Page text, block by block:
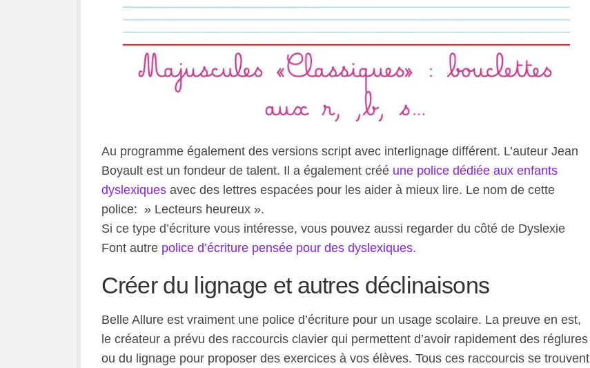
Au programme également des versions script avec interlignage différent. L’auteur Jean
Boyault est un fondeur de talent. Il a également créé une police dédiée aux enfants
dyslexiquesavec des lettres espacées pour les aider à mieux lire. Le nom de cette
police: » Lecteurs heureux ».
Si ce type d’écriture vous intéresse, vous pouvez aussi regarder du côté de Dyslexie
Font autre police d’écriture pensée pour des dyslexiques.
Créer du lignage et autres déclinaisons
Belle Allure est vraiment une police d’écriture pour un usage scolaire. La preuve en est,
le créateur a prévu des raccourcis clavier qui permettent d’avoir rapidement des réglures
ou du lignage pour proposer des exercices à vos élèves. Tous ces raccourcis se trouvent